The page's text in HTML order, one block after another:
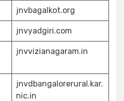
jnvbagalkot.org
jnvyadgiri.com
jnvvizianagaram.in
jnvdbangalorerural.kar.
nic.in